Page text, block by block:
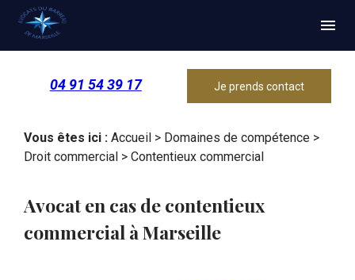
menu
04 91 54 39 17 Je prends contact
Vous êtes ici : Accueil> Domaines de compétence>
Droit commercial> Contentieux commercial
Avocat en cas de contentieux
commercial à Marseille
Panneau de gestion des cookies